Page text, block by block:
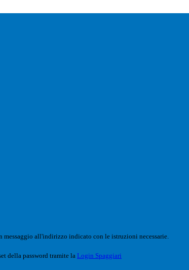
messaggio all'indirizzo indicato con le istruzioni necessarie.
della password tramite la Login Spaggiari